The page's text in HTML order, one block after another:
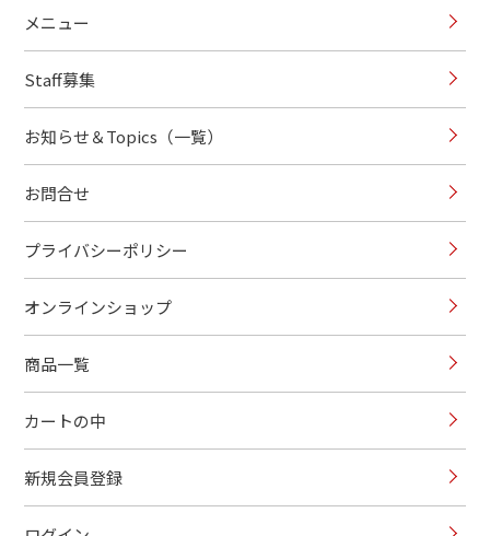
メニュー
Staff募集
お知らせ＆Topics（一覧）
お問合せ
プライバシーポリシー
オンラインショップ
商品一覧
カートの中
新規会員登録